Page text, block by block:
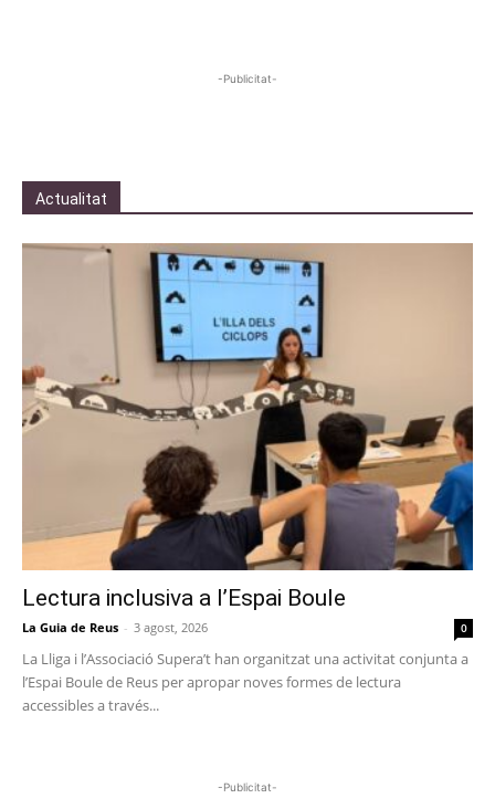
-Publicitat-
Actualitat
Lectura inclusiva a l’Espai Boule
La Guia de Reus - 3 agost, 2026 0
La Lliga i l’Associació Supera’t han organitzat una activitat conjunta a
l’Espai Boule de Reus per apropar noves formes de lectura
accessibles a través...
-Publicitat-